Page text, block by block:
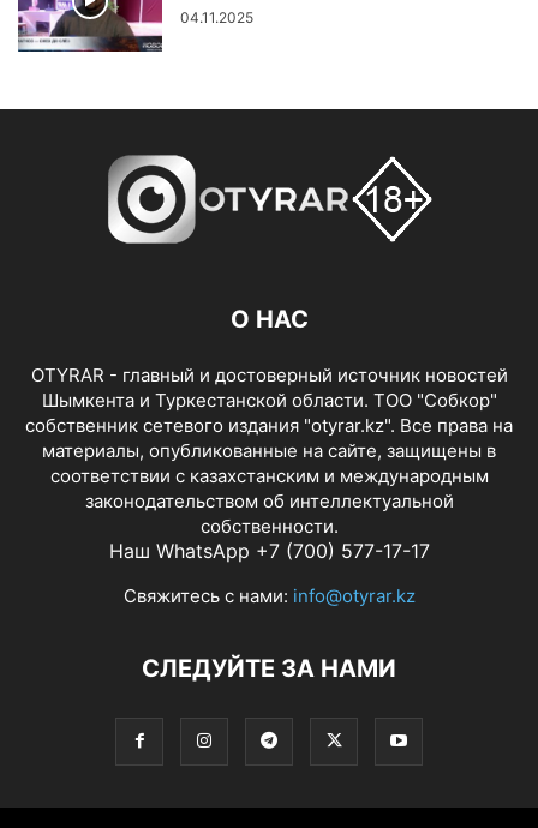
04.11.2025
О НАС
OTYRAR - главный и достоверный источник новостей
Шымкента и Туркестанской области. ТОО "Собкор"
собственник сетевого издания "otyrar.kz". Все права на
материалы, опубликованные на сайте, защищены в
соответствии с казахстанским и международным
законодательством об интеллектуальной
собственности.
Наш WhatsApp +7 (700) 577-17-17
Свяжитесь с нами: info@otyrar.kz
СЛЕДУЙТЕ ЗА НАМИ